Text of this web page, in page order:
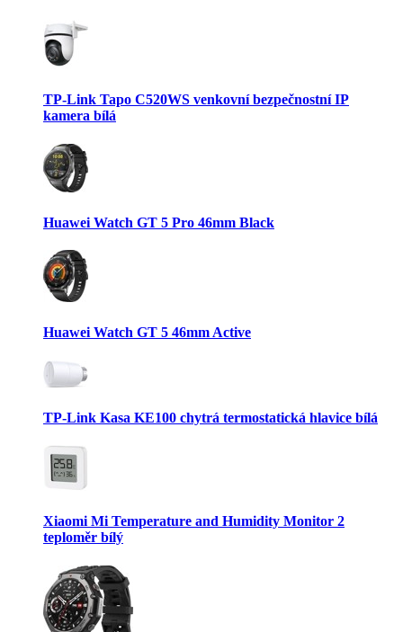
TP-Link Tapo C520WS venkovní bezpečnostní IP
kamera bílá
Huawei Watch GT 5 Pro 46mm Black
Huawei Watch GT 5 46mm Active
TP-Link Kasa KE100 chytrá termostatická hlavice bílá
Xiaomi Mi Temperature and Humidity Monitor 2
teploměr bílý